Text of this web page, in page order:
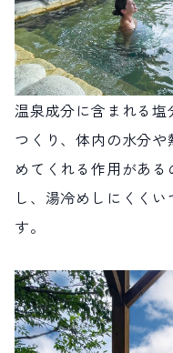
温泉成分に含まれる
つくり、体内の水分
めてくれる作用があ
し、湯冷めしにくく
す。